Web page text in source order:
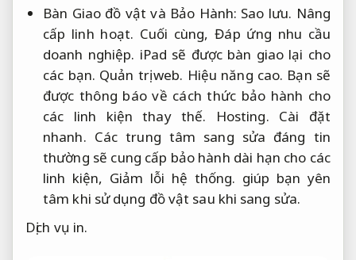
Bàn Giao đồ vật và Bảo Hành: Sao lưu. Nâng
cấp linh hoạt. Cuối cùng,Đáp ứng nhu cầu
doanh nghiệp. iPad sẽ được bàn giao lại cho
các bạn. Quản trị web. Hiệu năng cao. Bạn sẽ
được thông báo về cách thức bảo hành cho
các linh kiện thay thế. Hosting.
Cài đặt
nhanh. Các trung tâm sang sửa đáng tin
thường sẽ cung cấp bảo hành dài hạn cho các
linh kiện, Giảm lỗi hệ thống. giúp bạn yên
tâm khi sử dụng đồ vật sau khi sang sửa.
Dịch vụ in.